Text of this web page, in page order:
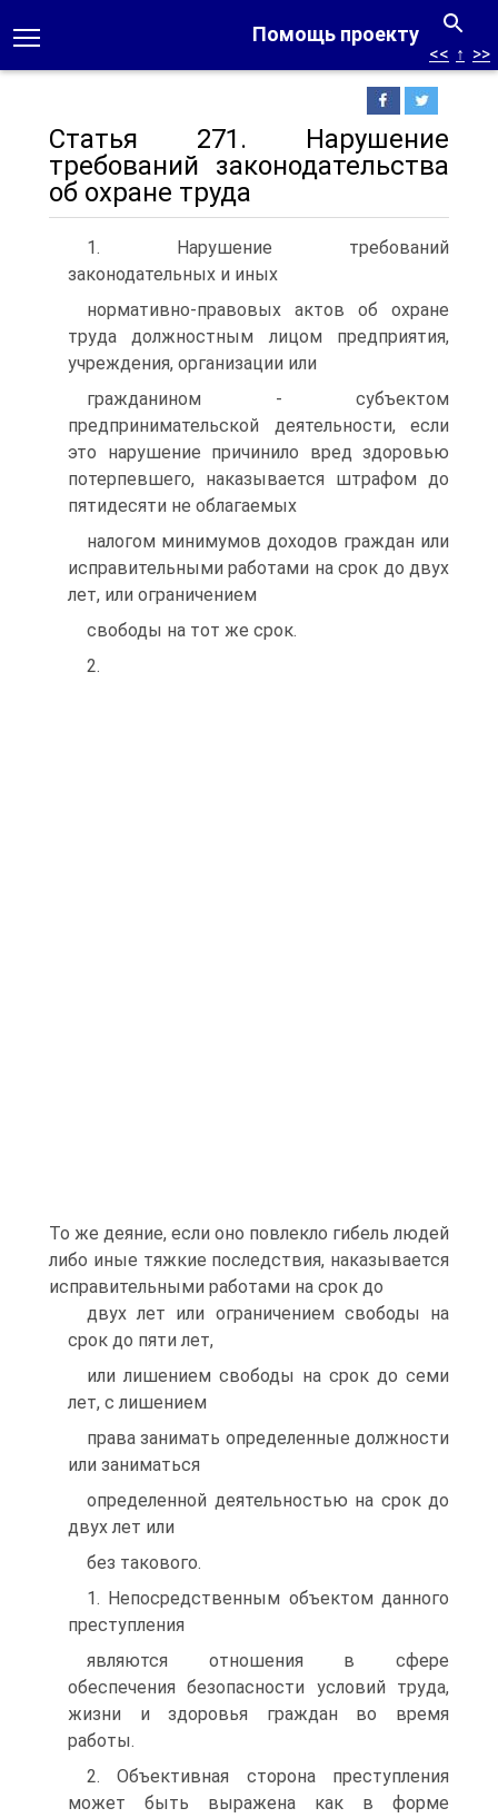
Помощь проекту
<< ↑ >>
Статья 271. Нарушение
требований законодательства
об охране труда
1. Нарушение требований
законодательных и иных
нормативно-правовых актов об охране
труда должностным лицом предприятия,
учреждения, организации или
гражданином - субъектом
предпринимательской деятельности, если
это нарушение причинило вред здоровью
потерпевшего, наказывается штрафом до
пятидесяти не облагаемых
налогом минимумов доходов граждан или
исправительными работами на срок до двух
лет, или ограничением
свободы на тот же срок.
2.
То же деяние, если оно повлекло гибель людей
либо иные тяжкие последствия, наказывается
исправительными работами на срок до
двух лет или ограничением свободы на
срок до пяти лет,
или лишением свободы на срок до семи
лет, с лишением
права занимать определенные должности
или заниматься
определенной деятельностью на срок до
двух лет или
без такового.
1. Непосредственным объектом данного
преступления
являются отношения в сфере
обеспечения безопасности условий труда,
жизни и здоровья граждан во время
работы.
2. Объективная сторона преступления
может быть выражена как в форме